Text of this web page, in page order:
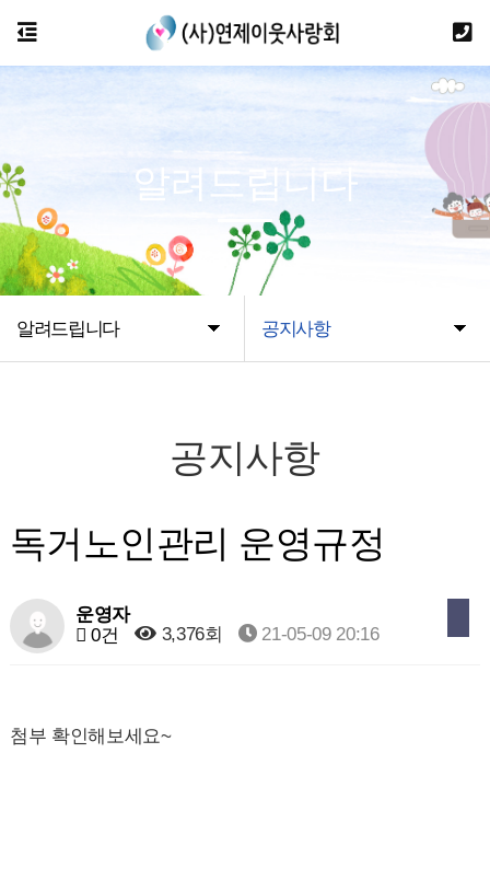
알려드립니다 공지사항
알려드립니다
공지사항
독거노인관리 운영규정
운영자
0건
3,376회 21-05-09 20:16
첨부 확인해보세요~